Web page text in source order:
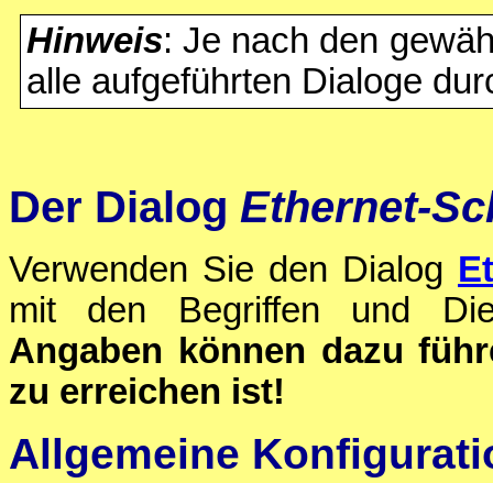
Hinweis: Je nach den
alle aufgeführten Dialoge
Der Dialog Ethernet-
Verwenden Sie den Dialog
mit den Begriffen und
Angaben können dazu
zu erreichen ist!
Allgemeine